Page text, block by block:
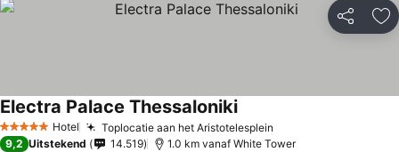
Delen
5 Sterren Hotel Toplocatie aan het Aristotelesplein
Electra Palace Thessaloniki
9,2 Uitstekend 14.519 1.0 km vanaf White Tower